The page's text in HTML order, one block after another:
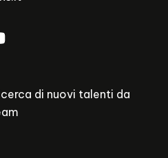
di nuovi talenti da